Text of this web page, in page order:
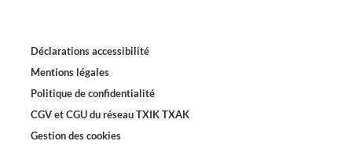
Déclarations accessibilité
Mentions légales
Politique de confidentialité
CGV et CGU du réseau TXIK TXAK
Gestion des cookies